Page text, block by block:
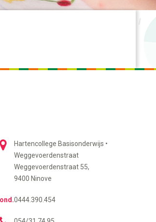
Hartencollege Basisonderwijs •
Weggevoerdenstraat
Weggevoerdenstraat 55,
9400 Ninove
ond.0444.390.454